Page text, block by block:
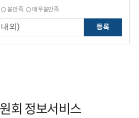
불만족 매우불만족
등록
회 정보서비스